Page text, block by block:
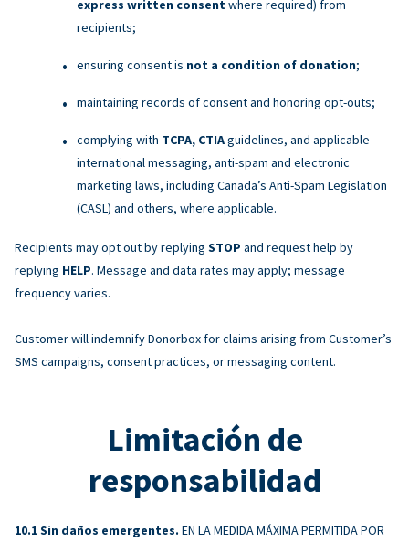
express written consent where required) from
recipients;
ensuring consent is not a condition of donation;
maintaining records of consent and honoring opt-outs;
complying with TCPA, CTIAguidelines, and applicable
international messaging, anti-spam and electronic
marketing laws, including Canada’s Anti-Spam Legislation
(CASL) and others, where applicable.
Recipients may opt out by replying STOP and request help by
replying HELP. Message and data rates may apply; message
frequency varies.
Customer will indemnify Donorbox for claims arising from Customer’s
SMS campaigns, consent practices, or messaging content.
Limitación de
responsabilidad
Sin daños emergentes. EN LA MEDIDA MÁXIMA PERMITIDA POR